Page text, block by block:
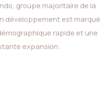
groupe majoritaire de la
développement est marqué
rapide et une
expansion.